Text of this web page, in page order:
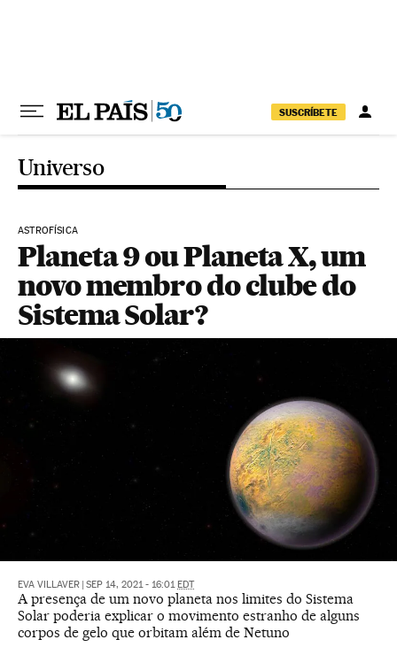
SUSCRÍBETE
Universo
ASTROFÍSICA
Planeta 9 ou Planeta X, um
novo membro do clube do
Sistema Solar?
EVA VILLAVER SEP 14, 2021 - 16:01 EDT
A presença de um novo planeta nos limites do Sistema
Solar poderia explicar o movimento estranho de alguns
corpos de gelo que orbitam além de Netuno